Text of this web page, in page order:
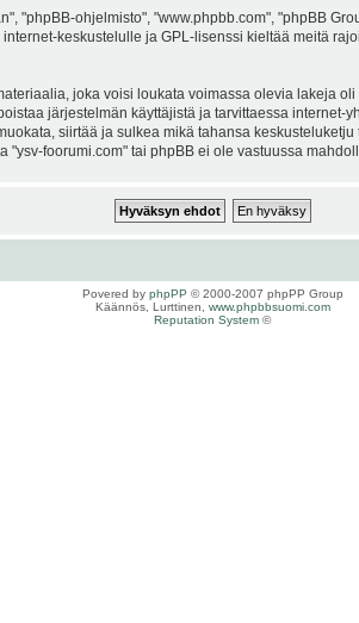
"phpBB-ohjelmisto", "www.phpbb.com", "phpBB
internet-keskustelulle ja GPL-lisenssi kieltää meitä
joka voisi loukata voimassa olevia lakeja
järjestelmän käyttäjistä ja tarvittaessa
siirtää ja sulkea mikä tahansa
foorumi.com" tai phpBB ei ole vastuussa
Povered by phpPP © 2000-2007 phpPP Group
Käännös, Lurttinen, www.phpbbsuomi.com
Reputation System ©